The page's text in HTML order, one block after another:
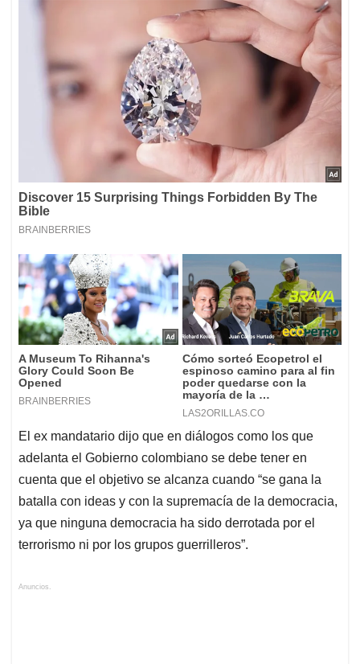
El ex mandatario dijo que en diálogos como los que
adelanta el Gobierno colombiano se debe tener en
cuenta que el objetivo se alcanza cuando “se gana la
batalla con ideas y con la supremacía de la democracia,
ya que ninguna democracia ha sido derrotada por el
terrorismo ni por los grupos guerrilleros”.
Anuncios.